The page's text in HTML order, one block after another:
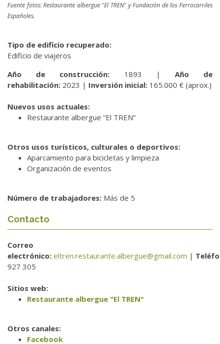
Fuente fotos: Restaurante albergue "El TREN" y Fundación de los Ferrocarriles
Españoles.
Tipo de edificio recuperado:
Edificio de viajeros
Año de construcción: 1893 | Año de
rehabilitación: 2023 | Inversión inicial: 165.000 € (aprox.)
Nuevos usos actuales:
Restaurante albergue “El TREN”
Otros usos turísticos, culturales o deportivos:
Aparcamiento para bicicletas y limpieza
Organización de eventos
Número de trabajadores: Más de 5
Contacto
Correo
electrónico: eltren.restaurante.albergue@gmail.com |
927 305
Sitios web:
Restaurante albergue "El TREN"
Otros canales:
Facebook